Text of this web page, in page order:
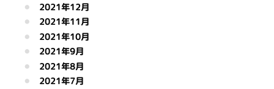
2021年12月
2021年11月
2021年10月
2021年9月
2021年8月
2021年7月